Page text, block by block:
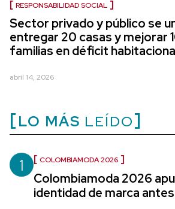
RESPONSABILIDAD SOCIAL
Sector privado y público se
entregar 20 casas y mejorar
familias en déficit
abril 14, 2026
LO MÁS LEÍDO
1 COLOMBIAMODA 2026
Colombiamoda 2026
identidad de marca